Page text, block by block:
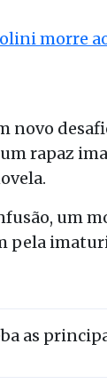
morre
novo
rapaz
um
pela
as